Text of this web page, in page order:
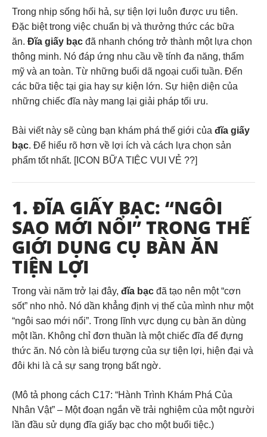
Trong nhịp sống hối hả, sự tiện lợi luôn được ưu tiên.
Đặc biệt trong việc chuẩn bị và thưởng thức các bữa
ăn. Đĩa giấy bạc đã nhanh chóng trở thành một lựa chọn
thông minh. Nó đáp ứng nhu cầu về tính đa năng, thẩm
mỹ và an toàn. Từ những buổi dã ngoại cuối tuần. Đến
các bữa tiệc tại gia hay sự kiện lớn. Sự hiện diện của
những chiếc đĩa này mang lại giải pháp tối ưu.
Bài viết này sẽ cùng bạn khám phá thế giới của đĩa giấy
bạc. Để hiểu rõ hơn về lợi ích và cách lựa chọn sản
phẩm tốt nhất. [ICON BỮA TIỆC VUI VẺ ??️]
1. ĐĨA GIẤY BẠC: “NGÔI
SAO MỚI NỔI” TRONG THẾ
GIỚI DỤNG CỤ BÀN ĂN
TIỆN LỢI
Trong vài năm trở lại đây, đĩa bạc đã tạo nên một “cơn
sốt” nho nhỏ. Nó dần khẳng định vị thế của mình như một
“ngôi sao mới nổi”. Trong lĩnh vực dụng cụ bàn ăn dùng
một lần. Không chỉ đơn thuần là một chiếc đĩa để đựng
thức ăn. Nó còn là biểu tượng của sự tiện lợi, hiện đại và
đôi khi là cả sự sang trọng bất ngờ.
(Mô tả phong cách C17: “Hành Trình Khám Phá Của
Nhân Vật” – Một đoạn ngắn về trải nghiệm của một người
lần đầu sử dụng đĩa giấy bạc cho một buổi tiệc.)